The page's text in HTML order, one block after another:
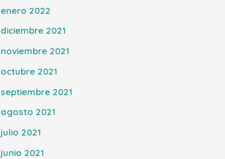
enero 2022
diciembre 2021
noviembre 2021
octubre 2021
septiembre 2021
agosto 2021
julio 2021
junio 2021